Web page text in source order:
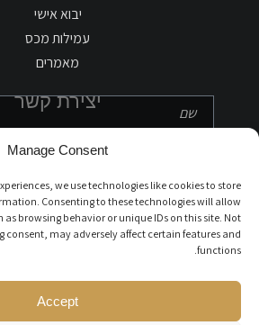
Manage Consent
we use technologies like cookies to store
Consenting to these technologies will allow
as browsing behavior or unique IDs on this site. Not
consent, may adversely affect certain features and
functions.
Accept
יבוא אישי
עמילות מכס
מאמרים
יצירת קשר
חפצים אישיים כלי רכב
כלי
סוג מטען אחר